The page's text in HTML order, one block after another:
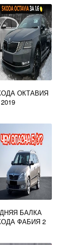
ОКТАВИЯ
БАЛКА
ФАБИЯ 2